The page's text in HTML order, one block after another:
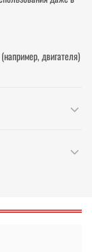
двигателя)